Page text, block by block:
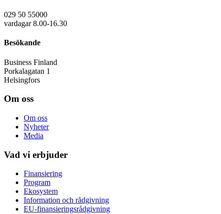
029 50 55000
vardagar 8.00-16.30
Besökande
Business Finland
Porkalagatan 1
Helsingfors
Om oss
Om oss
Nyheter
Media
Vad vi erbjuder
Finansiering
Program
Ekosystem
Information och rådgivning
EU-finansieringsrådgivning